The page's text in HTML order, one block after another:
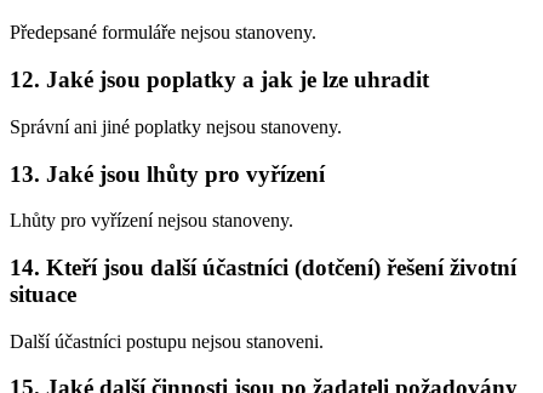
Předepsané formuláře nejsou stanoveny.
12. Jaké jsou poplatky a jak je lze uhradit
Správní ani jiné poplatky nejsou stanoveny.
13. Jaké jsou lhůty pro vyřízení
Lhůty pro vyřízení nejsou stanoveny.
14. Kteří jsou další účastníci (dotčení) řešení životní
situace
Další účastníci postupu nejsou stanoveni.